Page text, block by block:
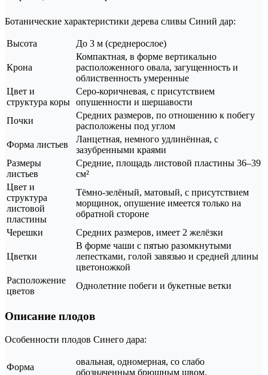
Ботанические характеристики дерева сливы Синий дар:
Высота До 3 м (среднерослое)
Крона
Компактная, в форме вертикально
расположенного овала, загущенность и
облиственность умеренные
Цвет и
структура коры
Серо-коричневая, с присутствием
опушенности и шершавости
Почки
Средних размеров, по отношению к побегу
расположены под углом
Форма листьев
Ланцетная, немного удлинённая, с
зазубренными краями
Размеры
листьев
Средние, площадь листовой пластины 36–39
см²
Цвет и
структура
листовой
пластины
Тёмно-зелёный, матовый, с присутствием
морщинок, опушение имеется только на
обратной стороне
Черешки
Средних размеров, имеет 2 желёзки
Цветки
В форме чаши с пятью разомкнутыми
лепестками, голой завязью и средней длины
цветоножкой
Расположение
цветов
Однолетние побеги и букетные ветки
Описание плодов
Особенности плодов Синего дара:
Форма
овальная, одномерная, со слабо
обозначенным брюшным швом.